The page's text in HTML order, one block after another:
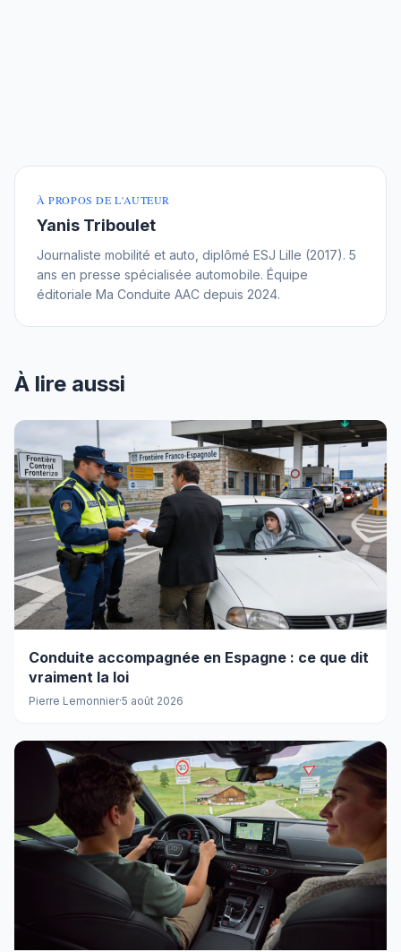
À PROPOS DE L'AUTEUR
Yanis Triboulet
Journaliste mobilité et auto, diplômé ESJ Lille (2017). 5
ans en presse spécialisée automobile. Équipe
éditoriale Ma Conduite AAC depuis 2024.
À lire aussi
Conduite accompagnée en Espagne : ce que dit
vraiment la loi
Pierre Lemonnier·5 août 2026